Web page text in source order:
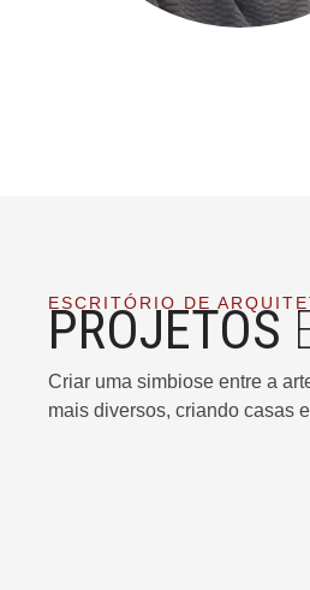
ESCRITÓRIO DE
PROJETOS
Criar uma simbiose entre a
mais diversos, criando casas